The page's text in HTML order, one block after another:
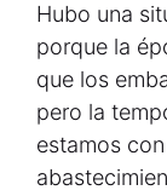
Hubo una
porque la
que los
pero la
estamos